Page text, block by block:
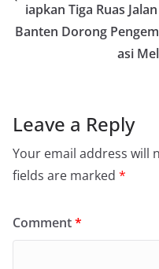
iapkan Tiga Ruas
Banten Dorong
asi
Leave a Reply
Your email address will
fields are marked *
Comment*